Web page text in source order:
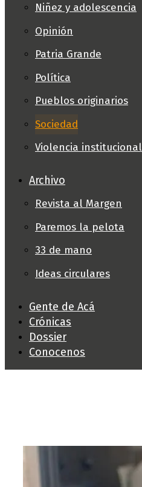
Niñez y adolescencia
Opinión
Patria Grande
Política
Pueblos originarios
Sociedad
Violencia institucional
Archivo
Revista al Margen
Paremos la pelota
33 de mano
Ideas circulares
Gente de Acá
Crónicas
Dossier
Conocenos